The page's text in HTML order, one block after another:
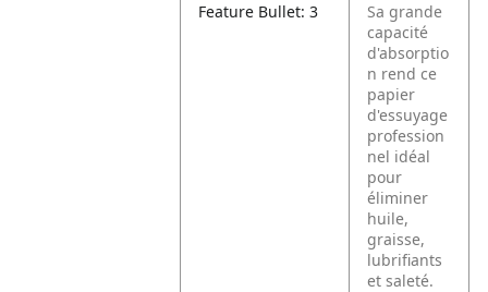
Feature Bullet: 3
Sa grande
capacité
d'absorptio
n rend ce
papier
d'essuyage
profession
nel idéal
pour
éliminer
huile,
graisse,
lubrifiants
et saleté.